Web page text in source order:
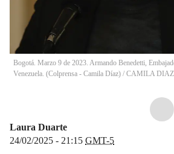
Bogotá. Marzo 9 de 2023. Armando Benedetti,
Venezuela. (Colprensa - Camila Díaz) / CAMILA DIAZ
Laura Duarte
24/02/2025 - 21:15 GMT-5